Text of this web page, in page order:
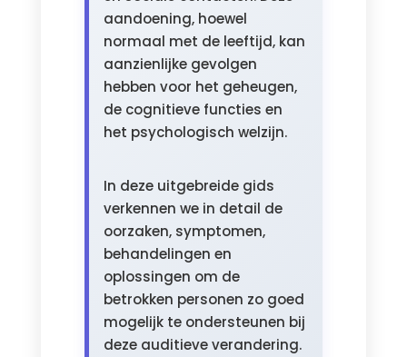
aandoening, hoewel
normaal met de leeftijd, kan
aanzienlijke gevolgen
hebben voor het geheugen,
de cognitieve functies en
het psychologisch welzijn.
In deze uitgebreide gids
verkennen we in detail de
oorzaken, symptomen,
behandelingen en
oplossingen om de
betrokken personen zo goed
mogelijk te ondersteunen bij
deze auditieve verandering.